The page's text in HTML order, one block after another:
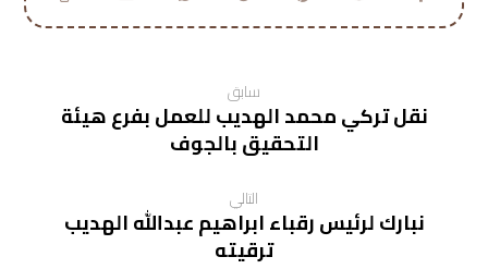
سابق
نقل تركي محمد الهديب للعمل بفرع هيئة
التحقيق بالجوف
التالي
نبارك لرئيس رقباء ابراهيم عبدالله الهديب
ترقيته